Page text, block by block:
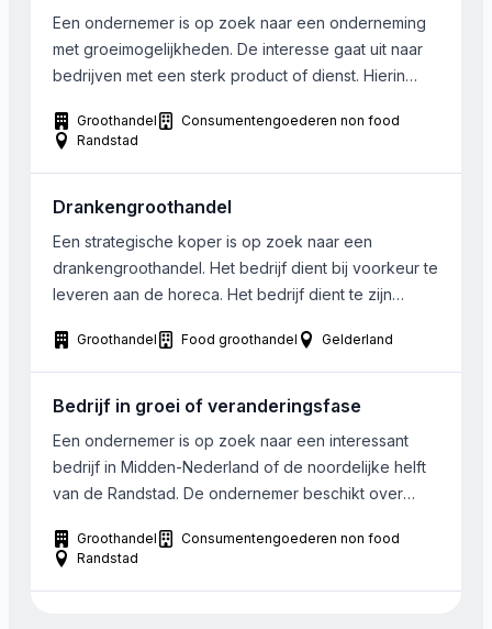
Een ondernemer is op zoek naar een onderneming
met groeimogelijkheden. De interesse gaat uit naar
bedrijven met een sterk product of dienst. Hierin
franchiseverband. Het bedrijf dient gevestigd te zijn
in Midden of West Nederland. De omzet moet
naar een 100% overname, […]
Groothandel
Consumentengoederen non food
Randstad
Drankengroothandel
Een strategische koper is op zoek naar een
drankengroothandel. Het bedrijf dient bij voorkeur te
leveren aan de horeca. Het bedrijf dient te zijn
Groothandel Food groothandel Gelderland
Bedrijf in groei of veranderingsfase
Een ondernemer is op zoek naar een interessant
bedrijf in Midden-Nederland of de noordelijke helft
van de Randstad. De ondernemer beschikt over
een doorgroeifase of overgangsfase. De branche is
hierbij minder van belang. Gezien zijn ervaring gaat
Groothandel
Consumentengoederen non food
Randstad